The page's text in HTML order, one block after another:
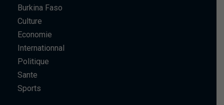
Burkina Faso
Culture
Economie
Internationnal
Politique
Sante
Sports